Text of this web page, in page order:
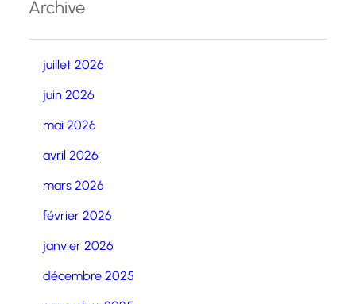
Archive
juillet 2026
juin 2026
mai 2026
avril 2026
mars 2026
février 2026
janvier 2026
décembre 2025